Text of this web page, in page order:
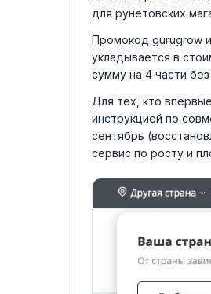
для рунетовских
Промокод gurugrow
укладывается в
сумму на 4 части
Для тех, кто
инструкцией по
сентябрь
сервис по росту и